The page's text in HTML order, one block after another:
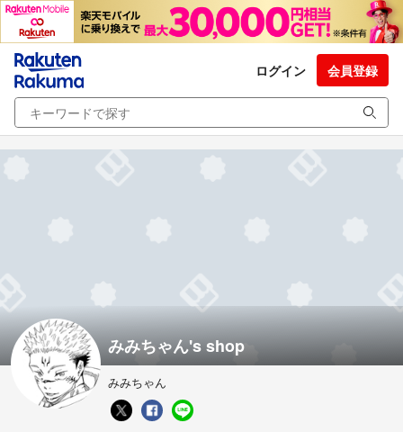
ログイン 会員登録
みみちゃん's shop
みみちゃん